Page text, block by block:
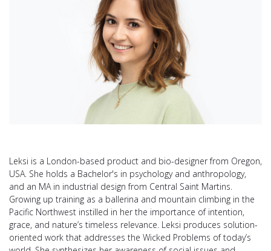
Leksi is a London-based product and bio-designer from Oregon,
USA. She holds a Bachelor's in psychology and anthropology,
and an MA in industrial design from Central Saint Martins.
Growing up training as a ballerina and mountain climbing in the
Pacific Northwest instilled in her the importance of intention,
grace, and nature’s timeless relevance. Leksi produces solution-
oriented work that addresses the Wicked Problems of today’s